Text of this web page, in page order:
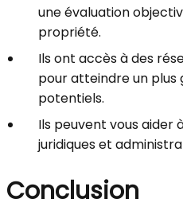
une évaluation
propriété.
Ils ont accès à des
pour atteindre un
potentiels.
Ils peuvent vous aider
juridiques et
Conclusion